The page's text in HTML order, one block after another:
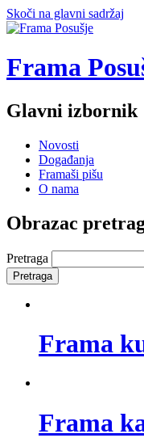
Skoči na glavni sadržaj
Frama
Glavni izbornik
Novosti
Događanja
Framaši pišu
O nama
Obrazac
Pretraga
Frama
Frama